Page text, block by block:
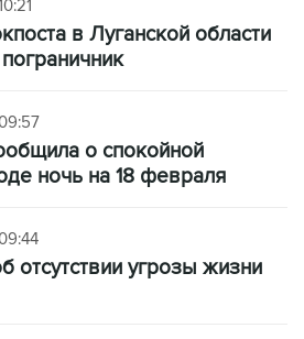
в Луганской области
о спокойной
ночь на 18 февраля
отсутствии угрозы жизни